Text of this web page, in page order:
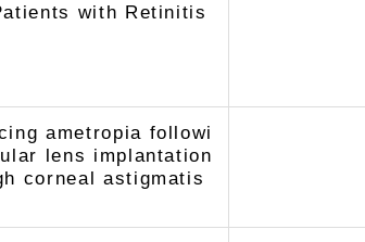
with Retinitis
ametropia followi
lens implantation
corneal astigmatis